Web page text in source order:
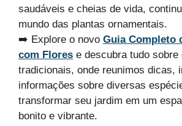
saudáveis e cheias de vida,
mundo das plantas ornamentais.
➡️ Explore o novo Guia Completo
com Flores e descubra tudo
tradicionais, onde reunimos dicas,
informações sobre diversas
transformar seu jardim em um
bonito e vibrante.